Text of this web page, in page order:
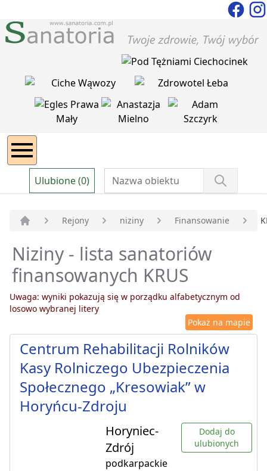
Ulubione (0)
Rejony niziny Finansowanie
Niziny - lista sanatoriów
finansowanych KRUS
Uwaga: wyniki pokazują się w porządku alfabetycznym od
losowo wybranej litery
Pokaż na mapie
Centrum Rehabilitacji Rolników
Kasy Rolniczego Ubezpieczenia
Społecznego „Kresowiak” w
Horyńcu-Zdroju
Horyniec-
Zdrój
podkarpackie
Dodaj do
ulubionych